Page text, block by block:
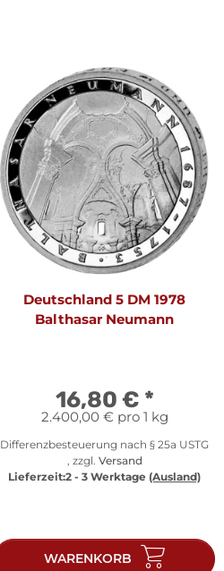
Deutschland 5 DM 1978
Balthasar Neumann
16,80 € *
2.400,00 € pro 1 kg
Differenzbesteuerung nach § 25a USTG
, zzgl. Versand
Lieferzeit:2 - 3 Werktage (Ausland)
WARENKORB